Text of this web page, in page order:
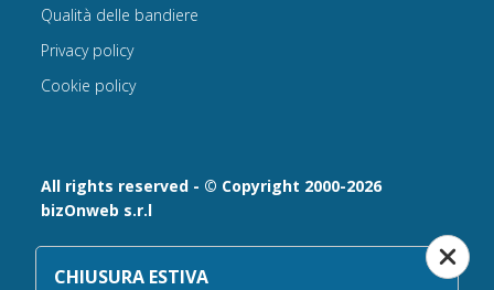
All rights reserved - © Copyright 2000-2026
bizOnweb s.r.l
Via Fratelli Bandiera 18, 25122 - Brescia, Italia
P.IVA 02232630984 - Iscrizione presso la Camera di
Qualità delle bandiere
Privacy policy
Cookie policy
CHIUSURA ESTIVA